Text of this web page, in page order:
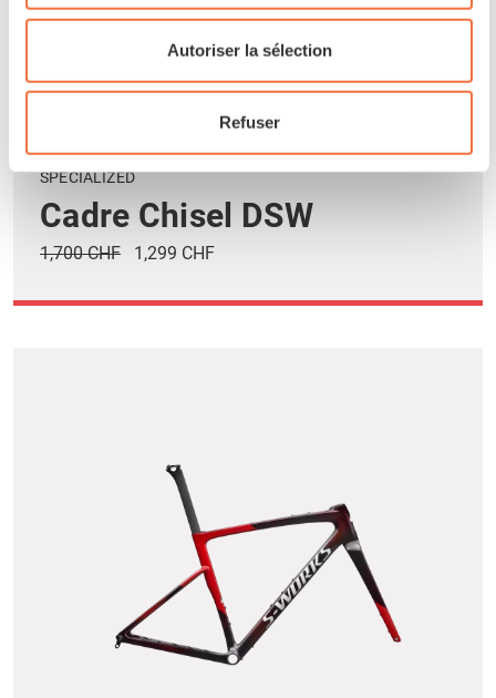
Autoriser la sélection
Refuser
SPECIALIZED
Cadre Chisel DSW
1,700 CHF 1,299 CHF